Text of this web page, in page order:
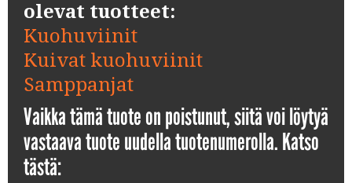
olevat tuotteet:
Kuohuviinit
Kuivat kuohuviinit
Samppanjat
Vaikka tämä tuote on poistunut, siitä voi löytyä
vastaava tuote uudella tuotenumerolla. Katso
tästä: